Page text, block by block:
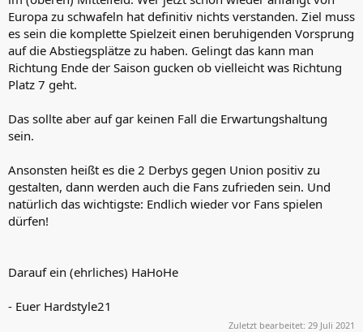
Europa zu schwafeln hat definitiv nichts verstanden. Ziel muss
es sein die komplette Spielzeit einen beruhigenden Vorsprung
auf die Abstiegsplätze zu haben. Gelingt das kann man
Richtung Ende der Saison gucken ob vielleicht was Richtung
Platz 7 geht.
Das sollte aber auf gar keinen Fall die Erwartungshaltung
sein.
Ansonsten heißt es die 2 Derbys gegen Union positiv zu
gestalten, dann werden auch die Fans zufrieden sein. Und
natürlich das wichtigste: Endlich wieder vor Fans spielen
dürfen!
Darauf ein (ehrliches) HaHoHe
- Euer Hardstyle21
Zuletzt bearbeitet: 29 Juli 2021